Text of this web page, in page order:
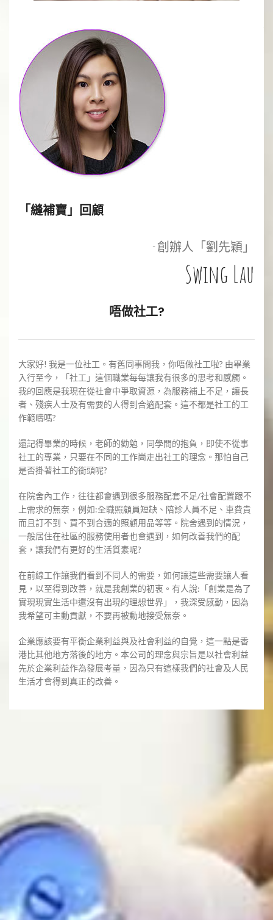
「縫補寶」回顧
- 創辦人「劉先穎」
Swing Lau
唔做社工?
大家好! 我是一位社工。有舊同事問我，你唔做社工啦? 由畢業
入行至今，「社工」這個職業每每讓我有很多的思考和感觸。
我的回應是我現在從社會中爭取資源，為服務補上不足，讓長
者、殘疾人士及有需要的人得到合適配套。這不都是社工的工
作範疇嗎?
​還記得畢業的時候，老師的勸勉，同學間的抱負，即使不從事
社工的專業，只要在不同的工作崗走出社工的理念。那怕自己
是否掛著社工的銜頭呢?
​在院舍內工作，往往都會遇到很多服務配套不足/社會配置跟不
上需求的無奈，例如:全職照顧員短缺、陪診人員不足、車費貴
而且訂不到、買不到合適的照顧用品等等。院舍遇到的情況，
一般居住在社區的服務使用者也會遇到，如何改善我們的配
套，讓我們有更好的生活質素呢?
在前線工作讓我們看到不同人的需要，如何讓這些需要讓人看
見，以至得到改善，就是我創業的初衷。有人說:「創業是為了
實現現實生活中還沒有出現的理想世界」，我深受感動，因為
我希望可主動貢獻，不要再被動地接受無奈。
企業應該要有平衡企業利益與及社會利益的自覺，這一點是香
港比其他地方落後的地方。本公司的理念與宗旨是以社會利益
先於企業利益作為發展考量，因為只有這樣我們的社會及人民
生活才會得到真正的改善。